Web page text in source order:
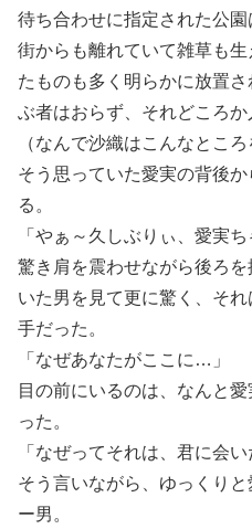
待ち合わせに指定された公
街からも離れていて雑草も
たものも多く明らかに放置
ぶ者はおらず、それどころか
（なんで沙織はこんなとこ
そう思っていた愛実の背後
る。
「やぁ～久しぶりぃ、愛実ち
驚き肩を震わせながら後ろ
いた男を見て更に驚く、そ
手だった。
「なぜあなたがここに…」
目の前にいるのは、なんと
った。
「なぜってそれは、君に会
そう言いながら、ゆっくり
ー男。